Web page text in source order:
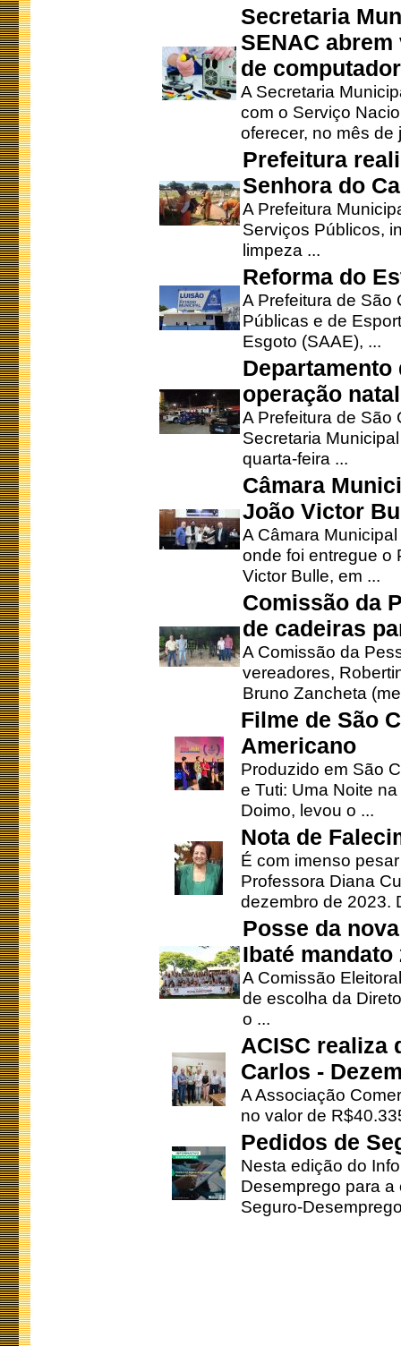
Secretaria
SENAC
de
A Secretaria
com o Serviço
oferecer, no mês de
Prefeitura
Senhora do
A Prefeitura
Serviços Públicos,
limpeza ...
Reforma do
A Prefeitura de São
Públicas e de
Esgoto (SAAE), ...
operação
A Prefeitura de São
Secretaria
quarta-feira ...
Câmara
João Victor
A Câmara
onde foi entregue o
Victor Bulle, em ...
Comissão da
de cadeiras
A Comissão da
vereadores,
Bruno Zancheta
Filme de São
Americano
Produzido em São
e Tuti: Uma Noite
Doimo, levou o ...
Nota de
É com imenso
Professora Diana
dezembro de 2023.
Posse da
Ibaté mandato
A Comissão
de escolha da
o ...
ACISC realiza
Carlos -
A Associação
no valor de
Pedidos de
Nesta edição do
Desemprego para
Seguro-